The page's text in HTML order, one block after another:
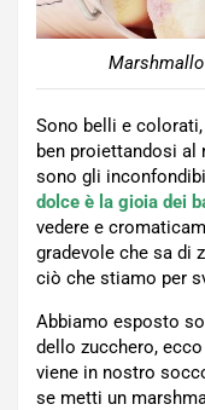
Sono belli e
ben proiettandosi al
sono gli
dolce è la gioia dei
vedere e
gradevole che sa di
ciò che stiamo per
Abbiamo esposto
dello zucchero,
viene in nostro
se metti un